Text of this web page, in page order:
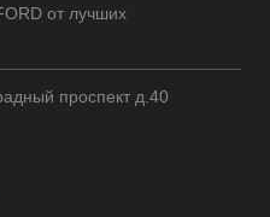
от лучших
проспект д.40